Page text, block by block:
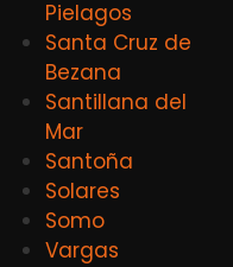
Pielagos
Santa Cruz de
Bezana
Santillana del
Mar
Santoña
Solares
Somo
Vargas